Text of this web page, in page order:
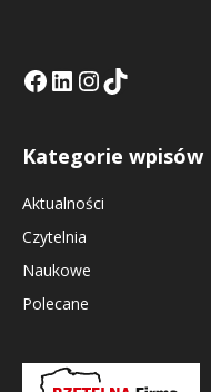
Facebook
LinkedIn
Tik Tok KEInstagramm KE
Kategorie wpisów
Aktualności
Czytelnia
Naukowe
Polecane